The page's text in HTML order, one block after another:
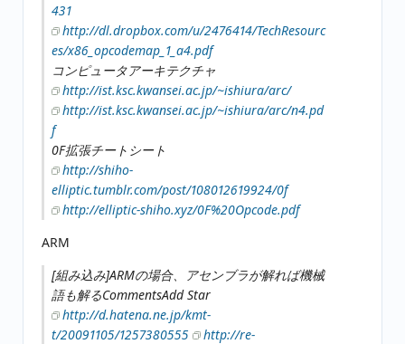
431
http://dl.dropbox.com/u/2476414/TechResourc
es/x86_opcodemap_1_a4.pdf
コンピュータアーキテクチャ
http://ist.ksc.kwansei.ac.jp/~ishiura/arc/
http://ist.ksc.kwansei.ac.jp/~ishiura/arc/n4.pd
f
0F拡張チートシート
http://shiho-
elliptic.tumblr.com/post/108012619924/0f
http://elliptic-shiho.xyz/0F%20Opcode.pdf
ARM
[組み込み]ARMの場合、アセンブラが解れば機械
語も解るCommentsAdd Star
http://d.hatena.ne.jp/kmt-
t/20091105/1257380555
http://re-